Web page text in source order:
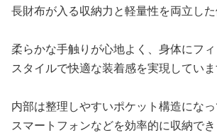
長財布が入る収納力と軽量性を両立した
柔らかな手触りが心地よく、身体にフ
スタイルで快適な装着感を実現していま
内部は整理しやすいポケット構造にな
スマートフォンなどを効率的に収納でき